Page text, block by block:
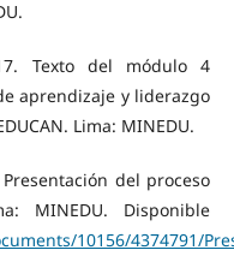
Texto del módulo 4
aprendizaje y liderazgo
Lima: MINEDU.
del proceso
MINEDU. Disponible
10156/4374791/